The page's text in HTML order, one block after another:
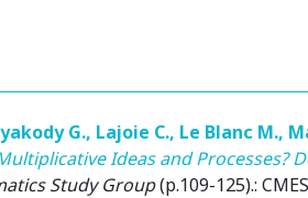
G., Lajoie C., Le Blanc M.,
Ideas and Processes?
Study Group(p.109-125).: